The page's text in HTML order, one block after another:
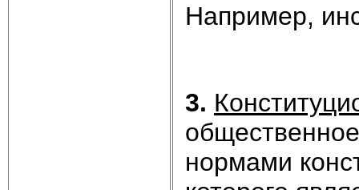
Например,
3.
нормами